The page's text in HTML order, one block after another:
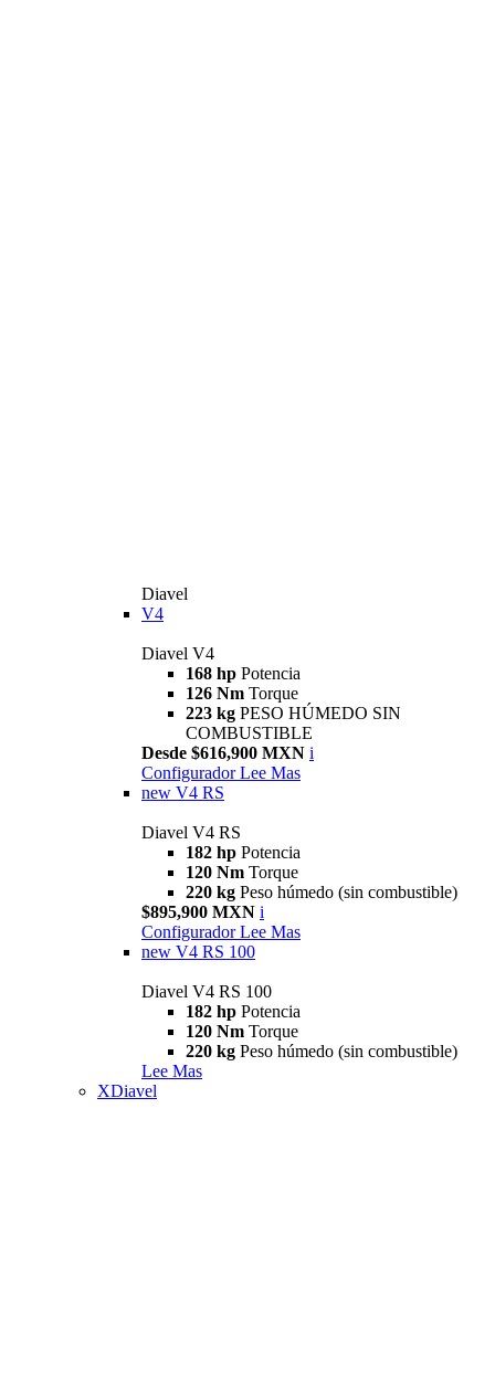
Diavel
V4
Diavel V4
168 hp Potencia
126 Nm Torque
223 kg PESO HÚMEDO SIN
COMBUSTIBLE
Desde $616,900 MXN i
Configurador Lee Mas
new V4 RS
Diavel V4 RS
182 hp Potencia
120 Nm Torque
220 kg Peso húmedo (sin combustible)
$895,900 MXN i
Configurador Lee Mas
new V4 RS 100
Diavel V4 RS 100
182 hp Potencia
120 Nm Torque
220 kg Peso húmedo (sin combustible)
Lee Mas
XDiavel